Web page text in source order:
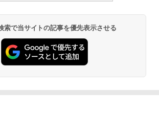
索で当サイトの記事を優先表示させる